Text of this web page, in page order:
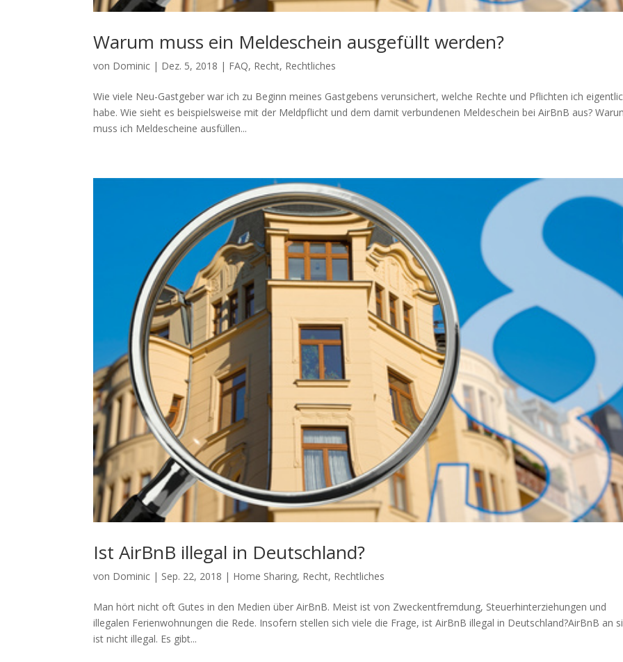
Warum muss ein Meldeschein ausgefüllt werden?
von Dominic | Dez. 5, 2018 | FAQ, Recht, Rechtliches
Wie viele Neu-Gastgeber war ich zu Beginn meines Gastgebens verunsichert, welche Rechte und Pflichten ich
habe. Wie sieht es beispielsweise mit der Meldpflicht und dem damit verbundenen Meldeschein bei AirBnB aus?
muss ich Meldescheine ausfüllen...
Ist AirBnB illegal in Deutschland?
von Dominic | Sep. 22, 2018 | Home Sharing, Recht, Rechtliches
Man hört nicht oft Gutes in den Medien über AirBnB. Meist ist von Zweckentfremdung, Steuerhinterziehungen und
illegalen Ferienwohnungen die Rede. Insofern stellen sich viele die Frage, ist AirBnB illegal in Deutschland?AirBnB an
ist nicht illegal. Es gibt...